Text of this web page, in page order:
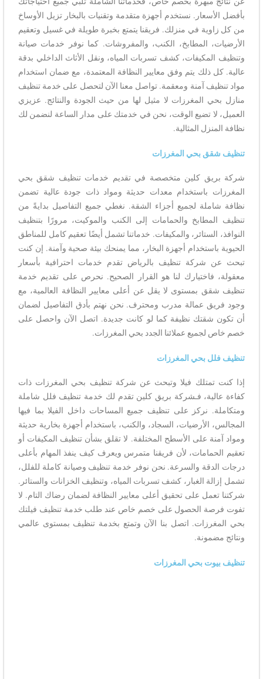
بأفضل الأسعار. نستخدم أجهزة متقدمة وتقنيات بالبخار تزيل الأوساخ
من كل زاوية في منزلك. فريقنا يتمتع بخبرة طويلة في غسيل وتعقيم
الأرضيات، المطابخ، الكنب، والمفروشات. كما نوفر خدمات صيانة
وتنظيف المكيفات، كشف تسربات المياه، ونقل الأثاث الداخلي بدقة
عالية. كل ذلك يتم وفق معايير النظافة المعتمدة، مع ضمان استخدام
مواد تنظيف آمنة ومعقمة. تواصل معنا الآن لتحصل على خدمة تنظيف
منازل بحي المغرزات لا مثيل لها من حيث الجودة والنتائج. عزيزي
العميل، لا تضيع الوقت، نحن في خدمتك على مدار الساعة لنضمن لك
نظافة المنزل المثالية.
تنظيف شقق بحي المغرزات
شركة بريق كلين متخصصة في تقديم خدمات تنظيف شقق بحي
المغرزات باستخدام معدات حديثة ومواد ذات جودة عالية تضمن
نظافة شاملة لجميع أجزاء الشقة. نغطي جميع التفاصيل بدايةً من
تنظيف المطابخ والحمامات إلى الكنب والموكيت، مرورًا بتنظيف
النوافذ، الستائر، والمكيفات. خدماتنا تشمل أيضًا تعقيم كامل للمناطق
الحيوية باستخدام أجهزة البخار، مما يمنحك بيئة صحية وآمنة. إن كنت
تبحث عن شركة تنظيف بالرياض تقدم خدمات احترافية بأسعار
معقولة، فاختيارك لنا هو القرار الصحيح. نحرص على تقديم خدمة
تنظيف شقق بمستوى لا يقل عن أعلى معايير النظافة العالمية، مع
وجود فريق عمالة مدرب ومحترف. نحن نهتم بأدق التفاصيل لضمان
أن تكون شقتك نظيفة كما لو كانت جديدة. اتصل الآن واحصل على
خصم خاص لجميع عملائنا الجدد بحي المغرزات.
تنظيف فلل بحي المغرزات
إذا كنت تمتلك فيلا وتبحث عن شركة تنظيف بحي المغرزات ذات
كفاءة عالية، فـشركة بريق كلين تقدم لك خدمة تنظيف فلل شاملة
ومتكاملة. نركز على تنظيف جميع المساحات داخل الفيلا بما فيها
المجالس، الأرضيات، السجاد، والكنب، باستخدام أجهزة بخارية حديثة
ومواد آمنة على الأسطح المختلفة. لا تقلق بشأن تنظيف المكيفات أو
تعقيم الحمامات، لأن فريقنا متمرس ويعرف كيف ينفذ المهام بأعلى
درجات الدقة والسرعة. نحن نوفر خدمة تنظيف وصيانة كاملة للفلل،
تشمل إزالة الغبار، كشف تسربات المياه، وتنظيف الخزانات والستائر.
شركتنا تعمل على تحقيق أعلى معايير النظافة لضمان رضاك التام. لا
تفوت فرصة الحصول على خصم خاص عند طلب خدمة تنظيف فيلتك
بحي المغرزات. اتصل بنا الآن وتمتع بخدمة تنظيف بمستوى عالمي
ونتائج مضمونة.
تنظيف بيوت بحي المغرزات